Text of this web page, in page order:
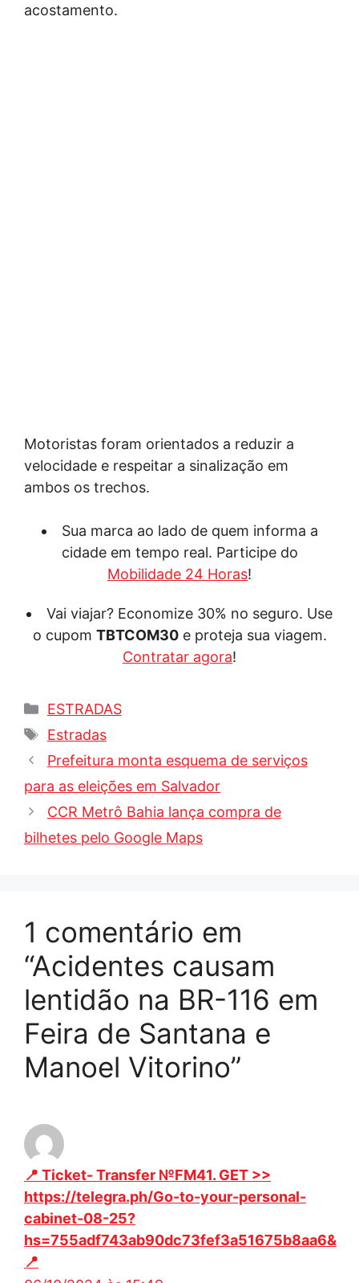
acostamento.
Motoristas foram orientados a reduzir a
velocidade e respeitar a sinalização em
ambos os trechos.
Sua marca ao lado de quem informa a
cidade em tempo real. Participe do
Mobilidade 24 Horas!
Vai viajar? Economize 30% no seguro. Use
o cupom TBTCOM30e proteja sua viagem.
Contratar agora!
Categorias
ESTRADAS
Tags
Estradas
Prefeitura monta esquema de serviços
para as eleições em Salvador
CCR Metrô Bahia lança compra de
bilhetes pelo Google Maps
1 comentário em
“Acidentes causam
lentidão na BR-116 em
Feira de Santana e
Manoel Vitorino”
📍 Ticket- Transfer №FM41. GET >>
https://telegra.ph/Go-to-your-personal-
cabinet-08-25?
hs=755adf743ab90dc73fef3a51675b8aa6&
📍